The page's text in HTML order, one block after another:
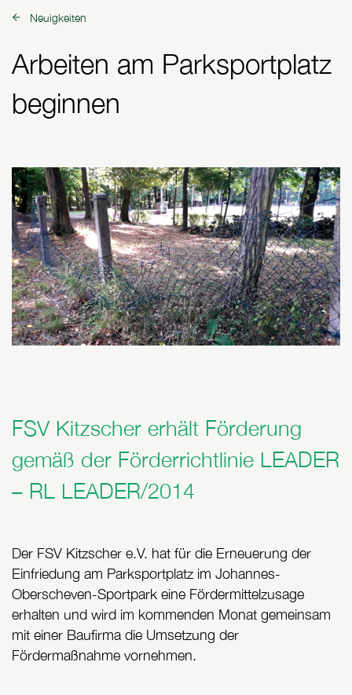
zurück zu:
Neuigkeiten
Arbeiten am Parksportplatz
beginnen
FSV Kitzscher erhält Förderung
gemäß der Förderrichtlinie LEADER
– RL LEADER/2014
Der FSV Kitzscher e.V. hat für die Erneuerung der
Einfriedung am Parksportplatz im Johannes-
Oberscheven-Sportpark eine Fördermittelzusage
erhalten und wird im kommenden Monat gemeinsam
mit einer Baufirma die Umsetzung der
Fördermaßnahme vornehmen.